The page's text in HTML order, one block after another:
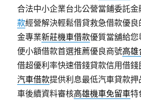
合法中小企業台北公營當鋪委託金
款經營解決輕鬆借貸救急借款優
金專業新莊機車借款優質當舖給
便小額借款首選推薦優良商號高雄
借超優利率快速借錢貸款信用借
汽車借款提供利息最低汽車貸款
車後續資料審核高雄機車免留車特